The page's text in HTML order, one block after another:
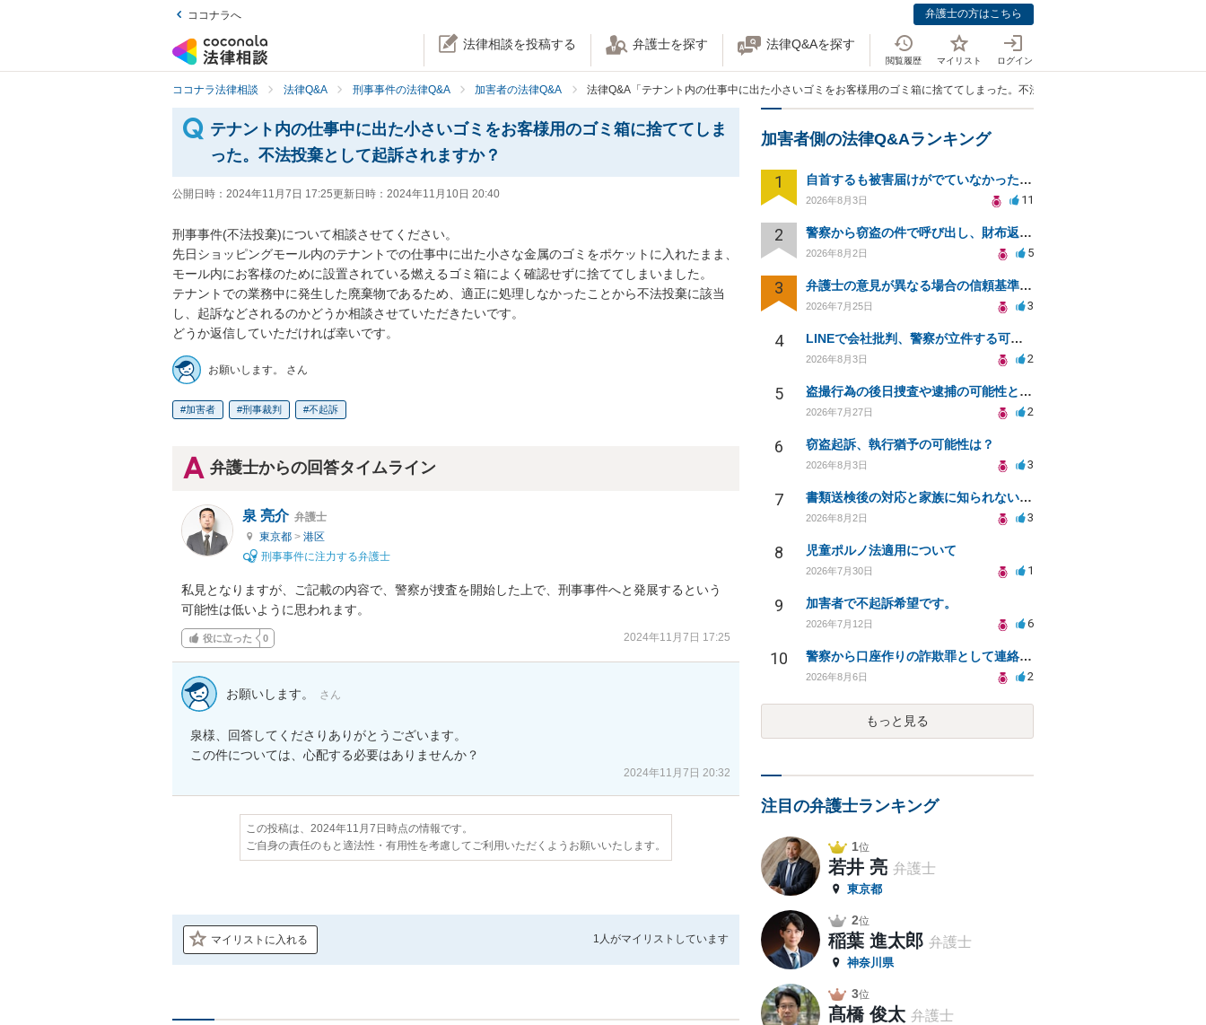
ココナラへ 弁護士の方はこちら
法律相談を投稿する 弁護士を探す 法律Q&Aを探す
閲覧履歴 マイリスト ログイン
ココナラ法律相談 法律Q&A 刑事事件の法律Q&A 加害者の法律Q&A 法律Q&A「テナント内の仕事中に出た小さいゴミをお客様用のゴミ箱に捨ててしまった。不法投棄として起訴されますか？」
テナント内の仕事中に出た小さいゴミをお客様用のゴミ箱に捨ててしま
った。不法投棄として起訴されますか？
公開日時： 2024年11月7日 17:25更新日時： 2024年11月10日 20:40
刑事事件(不法投棄)について相談させてください。
先日ショッピングモール内のテナントでの仕事中に出た小さな金属のゴミをポケットに入れたまま、
モール内にお客様のために設置されている燃えるゴミ箱によく確認せずに捨ててしまいました。
テナントでの業務中に発生した廃棄物であるため、適正に処理しなかったことから不法投棄に該当
し、起訴などされるのかどうか相談させていただきたいです。
どうか返信していただければ幸いです。
お願いします。 さん
加害者 刑事裁判 不起訴
弁護士からの回答タイムライン
泉 亮介 弁護士
東京都 > 港区
刑事事件に注力する弁護士
私見となりますが、ご記載の内容で、警察が捜査を開始した上で、刑事事件へと発展するという
可能性は低いように思われます。
役に立った 0 2024年11月7日 17:25
お願いします。 さん
泉様、回答してくださりありがとうございます。
この件については、心配する必要はありませんか？
2024年11月7日 20:32
この投稿は、2024年11月7日時点の情報です。
ご自身の責任のもと適法性・有用性を考慮してご利用いただくようお願いいたします。
マイリストに入れる 1人がマイリストしています
加害者側の法律Q&Aランキング
1 自首するも被害届けがでていなかった場合
2026年8月3日 11
2 警察から窃盗の件で呼び出し、財布返却で自首すべきか？
2026年8月2日 5
3 弁護士の意見が異なる場合の信頼基準について教えてください
2026年7月25日 3
4 LINEで会社批判、警察が立件する可能性は？
2026年8月3日 2
5 盗撮行為の後日捜査や逮捕の可能性と初動対応について
2026年7月27日 2
6 窃盗起訴、執行猶予の可能性は？
2026年8月3日 3
7 書類送検後の対応と家族に知られないための手続きについて相談
2026年8月2日 3
8 児童ポルノ法適用について
2026年7月30日 1
9 加害者で不起訴希望です。
2026年7月12日 6
10 警察から口座作りの詐欺罪として連絡が来ました。
2026年8月6日 2
もっと見る
注目の弁護士ランキング
1位
若井 亮 弁護士
東京都
2位
稲葉 進太郎 弁護士
神奈川県
3位
髙橋 俊太 弁護士